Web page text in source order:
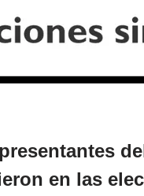
en las